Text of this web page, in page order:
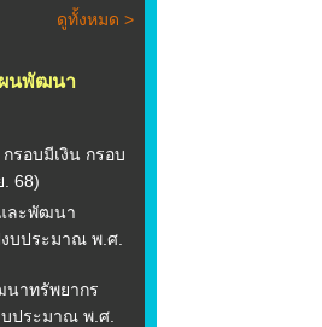
ดูทั้งหมด >
ผนพัฒนา
รอบมีเงิน กรอบ
68)
ละพัฒนา
บประมาณ พ.ศ.
าทรัพยากร
ประมาณ พ.ศ.